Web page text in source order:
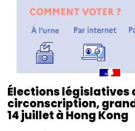
Élections législatives
circonscription,
14 juillet à Hong Kong